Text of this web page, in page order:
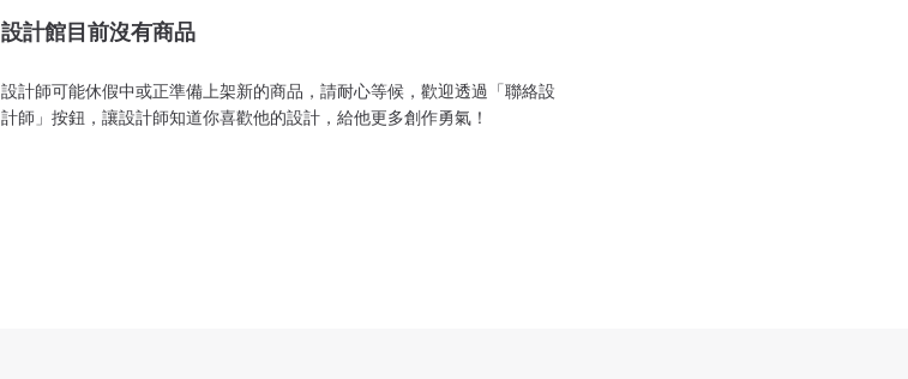
設計館目前沒有商品
設計師可能休假中或正準備上架新的商品，請耐心等候，歡迎透過「聯絡設
計師」按鈕，讓設計師知道你喜歡他的設計，給他更多創作勇氣！